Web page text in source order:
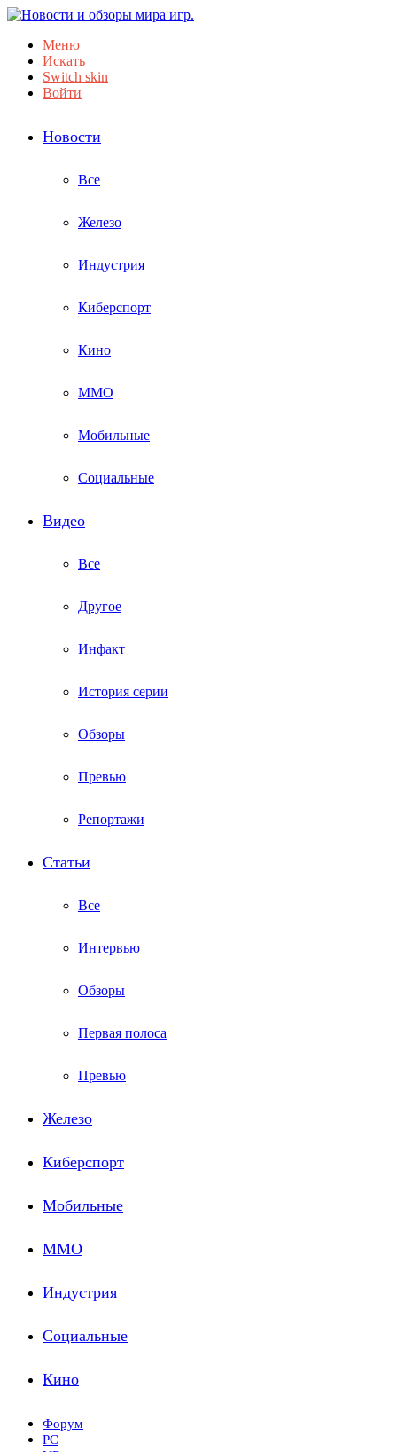
Меню
Искать
Switch skin
Войти
Новости
Все
Железо
Индустрия
Киберспорт
Кино
ММО
Мобильные
Социальные
Видео
Все
Другое
Инфакт
История серии
Обзоры
Превью
Репортажи
Статьи
Все
Интервью
Обзоры
Первая полоса
Превью
Железо
Киберспорт
Мобильные
ММО
Индустрия
Социальные
Кино
Форум
PC